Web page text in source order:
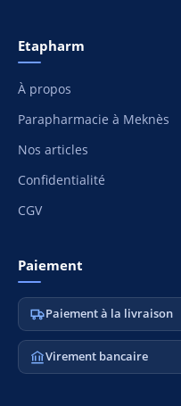
Etapharm
À propos
Parapharmacie à Meknès
Nos articles
Confidentialité
CGV
Paiement
Paiement à la livraison
Virement bancaire